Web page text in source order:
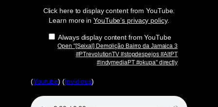
#PTrevolutionTV
#AltPT
#indymediaPT
Click here to display content from YouTube.
Learn more inYouTube’s privacy policy.
Always display content from YouTube
Open "[Seixal] Demolição Bairro da Jamaica 3
#PTrevolutionTV #stopdespejos #AltPT
#indymediaPT #okupa" directly
(Youtube) (Invidious)